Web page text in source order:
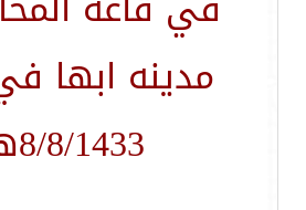
مدينه ابها
8/8/1433هـــ